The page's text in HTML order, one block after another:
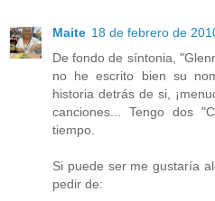
Maite 18 de febrero de
De fondo de síntonia,
no he escrito bien su
historia detrás de si,
canciones... Tengo dos
tiempo.
Si puede ser me gustaría
pedir de: